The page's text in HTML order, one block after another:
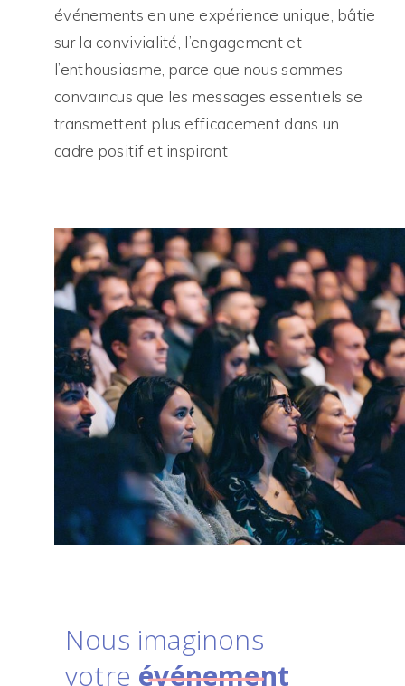
événements en une expérience unique, bâtie
sur la convivialité, l’engagement et
l’enthousiasme, parce que nous sommes
convaincus que les messages essentiels se
transmettent plus efficacement dans un
cadre positif et inspirant
Nous imaginons
votre événement